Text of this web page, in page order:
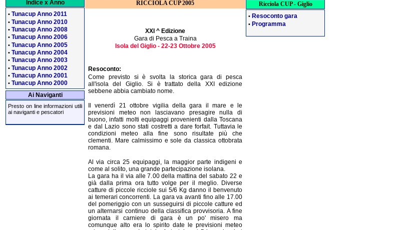
Indice x Anno
• Tunacup Anno 2011
• Tunacup Anno 2010
• Tunacup Anno 2008
• Tunacup Anno 2006
• Tunacup Anno 2005
• Tunacup Anno 2004
• Tunacup Anno 2003
• Tunacup Anno 2002
• Tunacup Anno 2001
• Tunacup Anno 2000
Ai Naviganti
Presto on line informazioni utili
ai naviganti e pescatori
RICCIOLA CUP 2005
XXI ^ Edizione
Gara di Pesca a Traina
Isola del Giglio - 22-23 Ottobre 2005
Resoconto:
Come previsto si è svolta la storica gara di pesca
all'isola del Giglio. Si è trattato della XXI edizione
sebbene abbia cambiato nome.
Il venerdì 21 ottobre vigilia della gara il mare e le
previsioni meteo non lasciavano presagire nulla di
buono, infatti molti equipaggi provenienti dalla Toscana
e dal Lazio sono stati costretti a dare forfait. Tuttavia le
condizioni meteo alla fine sono risultate più che
clementi. Mare calmissimo e sole da classica ottobrata
romana.
Al via circa 25 equipaggi, la maggior parte indigeni e
come al solito, una grande partecipazione isolana.
La gara ha il via alle 7.00 della mattina del sabato 22 e
già dalla prima ora tutto volge per il meglio. Diverse
catture di piccole ricciole sui 5/6 Kg danno il benvenuto
ai temerari concorrenti. La gara va avanti fino alle 17.00
del pomeriggio con un susseguirsi di piccole catture ed
un alternarsi continuo della classifica provvisoria. A fine
giornata il carniere di gara è un po' misero ma
comunque alto era lo spirito date le previsioni meteo
Ricciola CUP - Giglio
• Resoconto gara
• Programma